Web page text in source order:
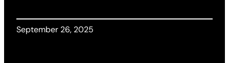
September 26, 2025